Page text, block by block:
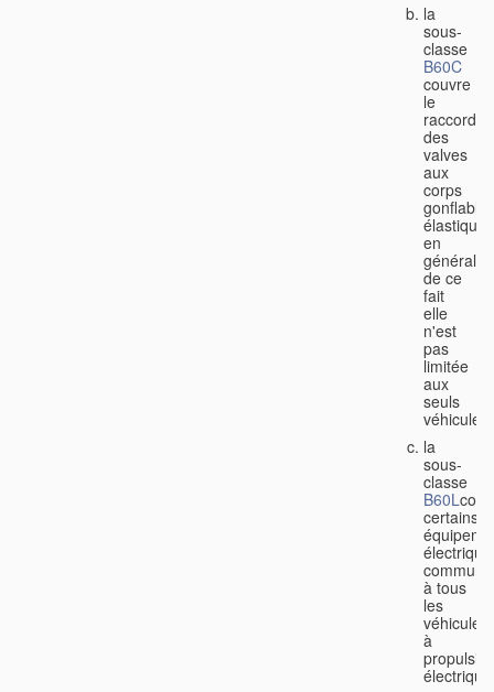
la
sous-
classe
B60C
couvre
le
des
valves
aux
corps
gonflables
élastiques
en
général,
de ce
fait
elle
n'est
pas
limitée
aux
seuls
véhicules;
la
sous-
classe
B60L
certains
communs
à tous
les
véhicules
à